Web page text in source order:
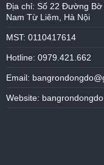
Địa chỉ: Số 22 Đường Bờ
Nam Từ Liêm, Hà Nội
MST: 0110417614
Hotline: 0979.421.662
Email:
Website: